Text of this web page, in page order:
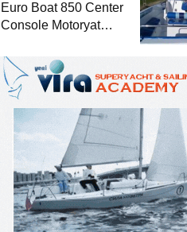
Euro Boat 850 Center
Console Motoryat